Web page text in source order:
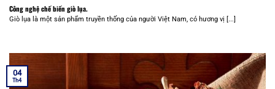
Công nghệ chế biến giò lụa.
Giò lụa là một sản phẩm truyền thống của người Việt Nam, có hương vị [...]
04
Th4